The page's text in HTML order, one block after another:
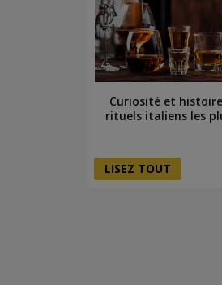
Curiosité et
rituels italiens les
LISEZ TOUT